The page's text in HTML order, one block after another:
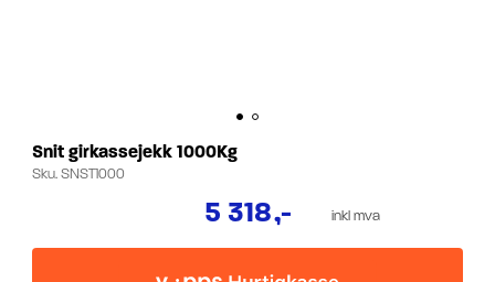
Snit girkassejekk 1000Kg
Sku.SNST1000
5 318,- inkl mva